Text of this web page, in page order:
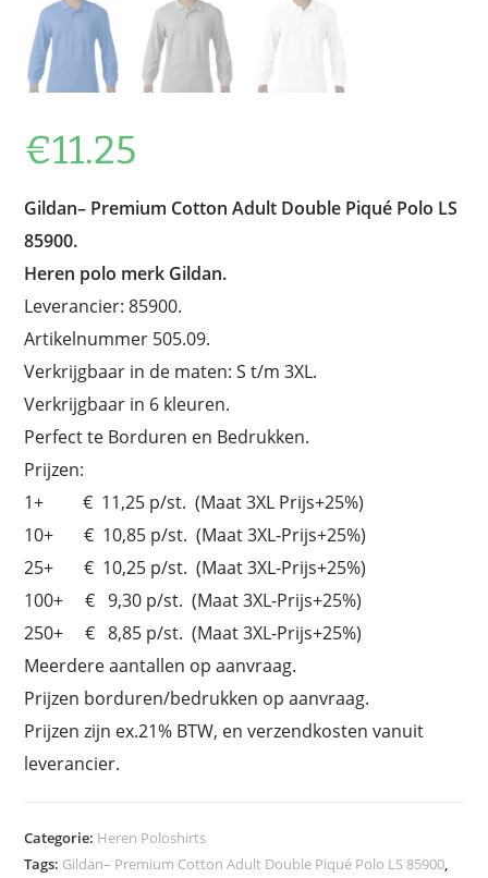
€11.25
Gildan– Premium Cotton Adult Double Piqué Polo LS
85900.
Heren polo merk Gildan.
Leverancier: 85900.
Artikelnummer 505.09.
Verkrijgbaar in de maten: S t/m 3XL.
Verkrijgbaar in 6 kleuren.
Perfect te Borduren en Bedrukken.
Prijzen:
1+ € 11,25 p/st. (Maat 3XL Prijs+25%)
10+ € 10,85 p/st. (Maat 3XL-Prijs+25%)
25+ € 10,25 p/st. (Maat 3XL-Prijs+25%)
100+ € 9,30 p/st. (Maat 3XL-Prijs+25%)
250+ € 8,85 p/st. (Maat 3XL-Prijs+25%)
Meerdere aantallen op aanvraag.
Prijzen borduren/bedrukken op aanvraag.
Prijzen zijn ex.21% BTW, en verzendkosten vanuit
leverancier.
Categorie: Heren Poloshirts
Tags: Gildan– Premium Cotton Adult Double Piqué Polo LS 85900,